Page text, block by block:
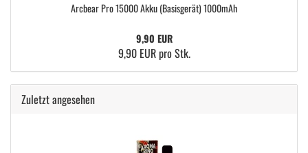
Arcbear Pro 15000 Akku (Basisgerät) 1000mAh
9,90 EUR
9,90 EUR pro Stk.
Zuletzt angesehen